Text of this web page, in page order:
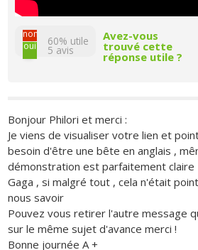
non
oui
60% utile
5 avis
Avez-vous
trouvé cette
réponse utile ?
Bonjour Philori et merci :
Je viens de visualiser votre lien et
besoin d'être une bête en anglais ,
démonstration est parfaitement claire
Gaga , si malgré tout , cela n'était
nous savoir
Pouvez vous retirer l'autre message
sur le même sujet d'avance merci !
Bonne journée A +